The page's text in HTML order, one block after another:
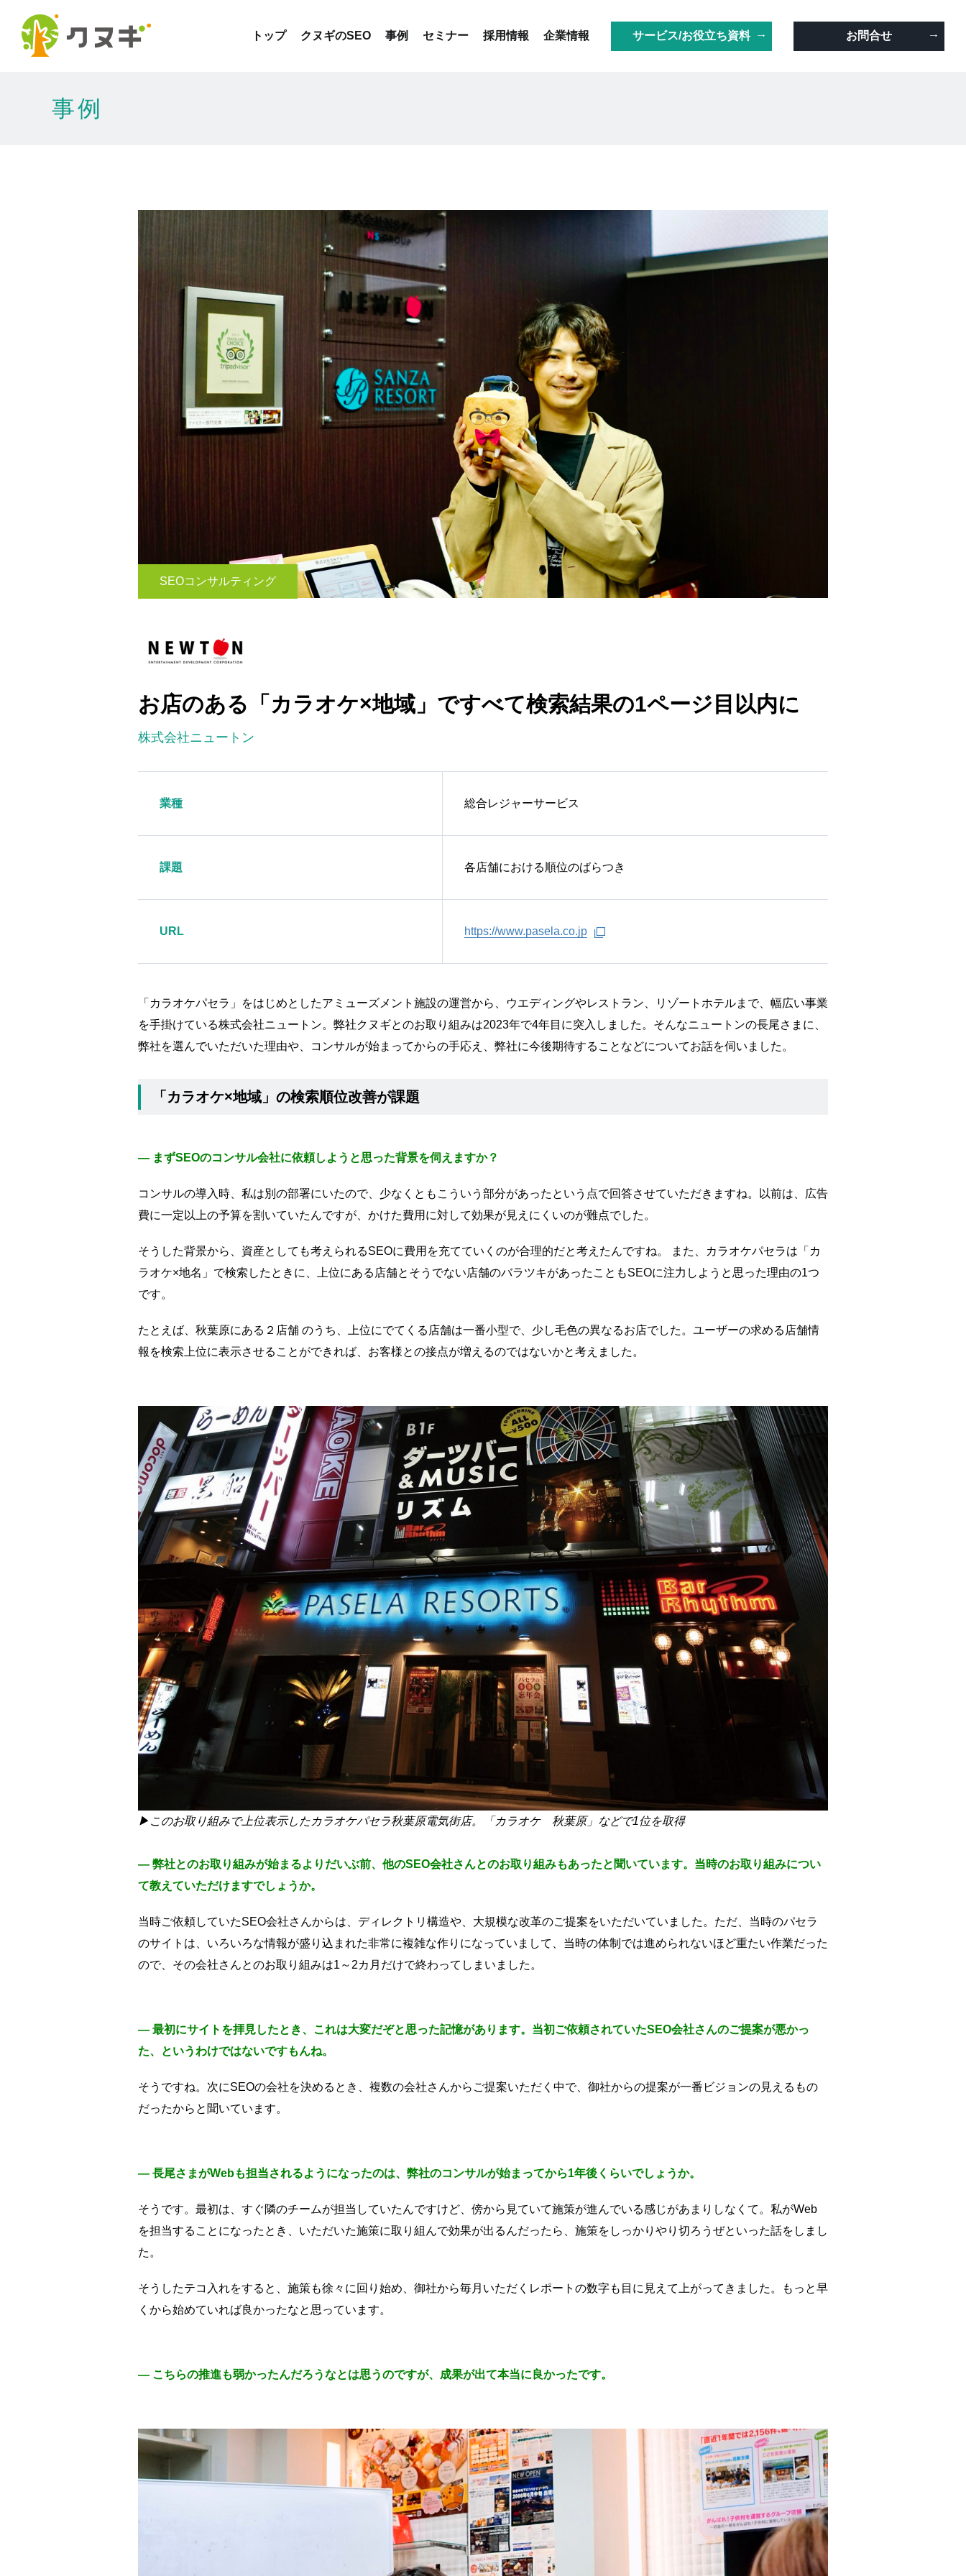
トップ クヌギのSEO 事例 セミナー 採用情報 企業情報 サービス/お役立ち資料 お問合せ
事例
SEOコンサルティング
お店のある「カラオケ×地域」ですべて検索結果の1ページ目以内に
株式会社ニュートン
業種 総合レジャーサービス
課題 各店舗における順位のばらつき
URL https://www.pasela.co.jp
「カラオケパセラ」をはじめとしたアミューズメント施設の運営から、ウエディングやレストラン、リゾートホテルまで、幅広い事業
を手掛けている株式会社ニュートン。弊社クヌギとのお取り組みは2023年で4年目に突入しました。そんなニュートンの長尾さまに、
弊社を選んでいただいた理由や、コンサルが始まってからの手応え、弊社に今後期待することなどについてお話を伺いました。
「カラオケ×地域」の検索順位改善が課題
― まずSEOのコンサル会社に依頼しようと思った背景を伺えますか？
コンサルの導入時、私は別の部署にいたので、少なくともこういう部分があったという点で回答させていただきますね。以前は、広告
費に一定以上の予算を割いていたんですが、かけた費用に対して効果が見えにくいのが難点でした。
そうした背景から、資産としても考えられるSEOに費用を充てていくのが合理的だと考えたんですね。 また、カラオケパセラは「カ
ラオケ×地名」で検索したときに、上位にある店舗とそうでない店舗のバラツキがあったこともSEOに注力しようと思った理由の1つ
です。
たとえば、秋葉原にある２店舗 のうち、上位にでてくる店舗は一番小型で、少し毛色の異なるお店でした。ユーザーの求める店舗情
報を検索上位に表示させることができれば、お客様との接点が増えるのではないかと考えました。
▶このお取り組みで上位表示したカラオケパセラ秋葉原電気街店。「カラオケ 秋葉原」などで1位を取得
― 弊社とのお取り組みが始まるよりだいぶ前、他のSEO会社さんとのお取り組みもあったと聞いています。当時のお取り組みについ
て教えていただけますでしょうか。
当時ご依頼していたSEO会社さんからは、ディレクトリ構造や、大規模な改革のご提案をいただいていました。ただ、当時のパセラ
のサイトは、いろいろな情報が盛り込まれた非常に複雑な作りになっていまして、当時の体制では進められないほど重たい作業だった
ので、その会社さんとのお取り組みは1～2カ月だけで終わってしまいました。
― 最初にサイトを拝見したとき、これは大変だぞと思った記憶があります。当初ご依頼されていたSEO会社さんのご提案が悪かっ
た、というわけではないですもんね。
そうですね。次にSEOの会社を決めるとき、複数の会社さんからご提案いただく中で、御社からの提案が一番ビジョンの見えるもの
だったからと聞いています。
― 長尾さまがWebも担当されるようになったのは、弊社のコンサルが始まってから1年後くらいでしょうか。
そうです。最初は、すぐ隣のチームが担当していたんですけど、傍から見ていて施策が進んでいる感じがあまりしなくて。私がWeb
を担当することになったとき、いただいた施策に取り組んで効果が出るんだったら、施策をしっかりやり切ろうぜといった話をしまし
た。
そうしたテコ入れをすると、施策も徐々に回り始め、御社から毎月いただくレポートの数字も目に見えて上がってきました。もっと早
くから始めていれば良かったなと思っています。
― こちらの推進も弱かったんだろうなとは思うのですが、成果が出て本当に良かったです。